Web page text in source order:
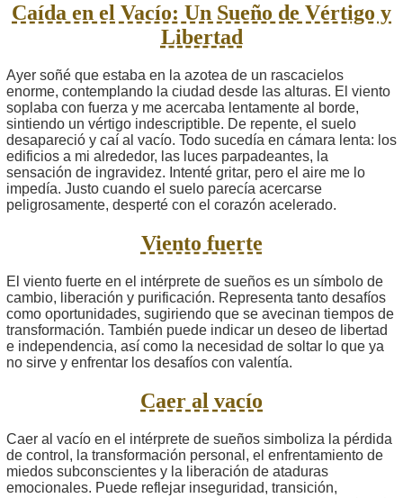
Caída en el Vacío: Un Sueño de Vértigo y
Libertad
Ayer soñé que estaba en la azotea de un rascacielos
enorme, contemplando la ciudad desde las alturas. El viento
soplaba con fuerza y me acercaba lentamente al borde,
sintiendo un vértigo indescriptible. De repente, el suelo
desapareció y caí al vacío. Todo sucedía en cámara lenta: los
edificios a mi alrededor, las luces parpadeantes, la
sensación de ingravidez. Intenté gritar, pero el aire me lo
impedía. Justo cuando el suelo parecía acercarse
peligrosamente, desperté con el corazón acelerado.
Viento fuerte
El viento fuerte en el intérprete de sueños es un símbolo de
cambio, liberación y purificación. Representa tanto desafíos
como oportunidades, sugiriendo que se avecinan tiempos de
transformación. También puede indicar un deseo de libertad
e independencia, así como la necesidad de soltar lo que ya
no sirve y enfrentar los desafíos con valentía.
Caer al vacío
Caer al vacío en el intérprete de sueños simboliza la pérdida
de control, la transformación personal, el enfrentamiento de
miedos subconscientes y la liberación de ataduras
emocionales. Puede reflejar inseguridad, transición,